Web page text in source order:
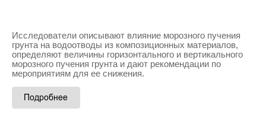
Исследователи описывают влияние морозного пучения
грунта на водоотводы из композиционных материалов,
определяют величины горизонтального и вертикального
морозного пучения грунта и дают рекомендации по
мероприятиям для ее снижения.